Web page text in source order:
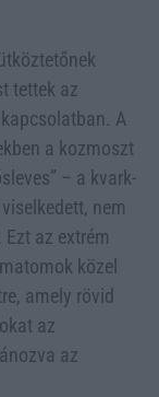
tettek az
A
a kozmoszt
– a kvark-
nem
az extrém
közel
amely rövid
az
az